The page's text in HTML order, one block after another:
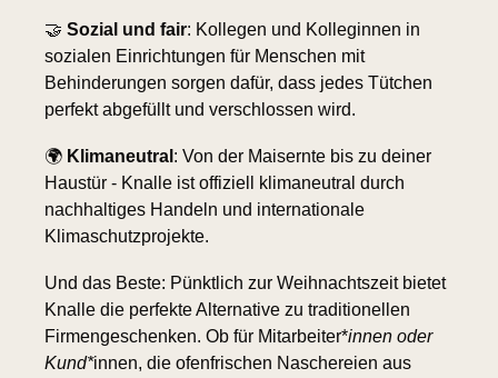
🤝 Sozial und fair: Kollegen und Kolleginnen in
sozialen Einrichtungen für Menschen mit
Behinderungen sorgen dafür, dass jedes Tütchen
perfekt abgefüllt und verschlossen wird.
🌍 Klimaneutral : Von der Maisernte bis zu deiner
Haustür - Knalle ist offiziell klimaneutral durch
nachhaltiges Handeln und internationale
Klimaschutzprojekte.
Und das Beste: Pünktlich zur Weihnachtszeit bietet
Knalle die perfekte Alternative zu traditionellen
Firmengeschenken. Ob für Mitarbeiter*innen oder
Kund*innen, die ofenfrischen Naschereien aus